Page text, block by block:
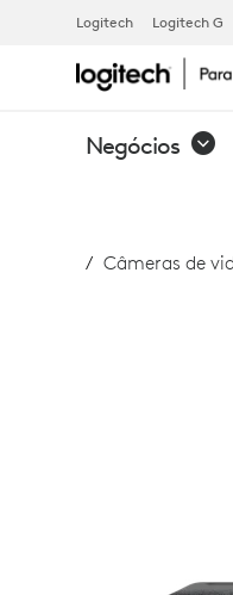
BAR
Logitech Logitech G
Negócios
Câmeras de